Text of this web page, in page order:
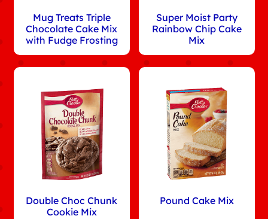
Mug Treats Triple
Chocolate Cake Mix
with Fudge Frosting
Super Moist Party
Rainbow Chip Cake
Mix
Double Choc Chunk
Cookie Mix
Pound Cake Mix